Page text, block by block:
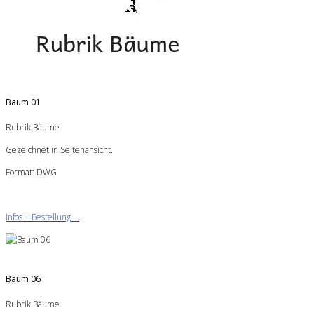
Baum 01
Rubrik Bäume
Gezeichnet in Seitenansicht.
Format: DWG
Infos + Bestellung ...
Baum 06
Rubrik Bäume